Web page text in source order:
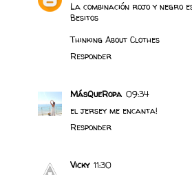
La combinación rojo y negro
Besitos
Thinking About Clothes
Responder
MásQueRopa 09:34
el jersey me encanta!
Responder
Vicky 11:30